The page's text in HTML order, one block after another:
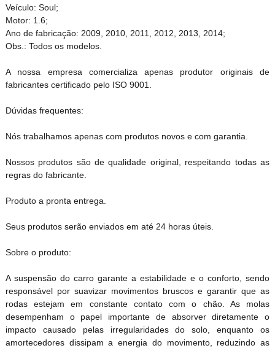
Veículo: Soul;
Motor: 1.6;
Ano de fabricação: 2009, 2010, 2011, 2012, 2013, 2014;
Obs.: Todos os modelos.
A nossa empresa comercializa apenas produtor originais de
fabricantes certificado pelo ISO 9001.
Dúvidas frequentes:
Nós trabalhamos apenas com produtos novos e com garantia.
Nossos produtos são de qualidade original, respeitando todas as
regras do fabricante.
Produto a pronta entrega.
Seus produtos serão enviados em até 24 horas úteis.
Sobre o produto:
A suspensão do carro garante a estabilidade e o conforto, sendo
responsável por suavizar movimentos bruscos e garantir que as
rodas estejam em constante contato com o chão. As molas
desempenham o papel importante de absorver diretamente o
impacto causado pelas irregularidades do solo, enquanto os
amortecedores dissipam a energia do movimento, reduzindo as